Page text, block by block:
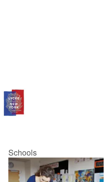
Schools